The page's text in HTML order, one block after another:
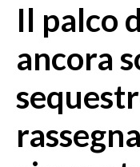
ORISTANO E PROVINCIA
SASSARI E PROVINCIA
GALLURA
NUORO E PROVINCIA
OGLIASTRA
AGENDA
Il palco
ancora
rassegna